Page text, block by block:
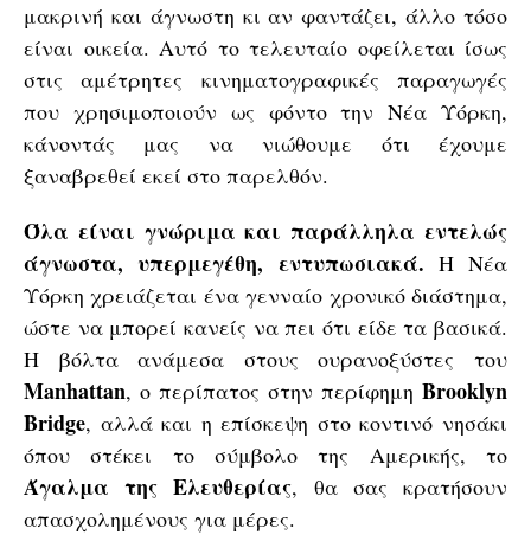
μακρινή και άγνωστη κι αν φαντάζει, άλλο τόσο
είναι οικεία. Αυτό το τελευταίο οφείλεται ίσως
στις αμέτρητες κινηματογραφικές παραγωγές
που χρησιμοποιούν ως φόντο την Νέα Υόρκη,
κάνοντάς μας να νιώθουμε ότι έχουμε
ξαναβρεθεί εκεί στο παρελθόν.
Όλα είναι γνώριμα και παράλληλα εντελώς
άγνωστα, υπερμεγέθη, εντυπωσιακά. H Νέα
Υόρκη χρειάζεται ένα γενναίο χρονικό διάστημα,
ώστε να μπορεί κανείς να πει ότι είδε τα βασικά.
Η βόλτα ανάμεσα στους ουρανοξύστες του
Manhattan, ο περίπατος στην περίφημη Brooklyn
Bridge, αλλά και η επίσκεψη στο κοντινό νησάκι
όπου στέκει το σύμβολο της Αμερικής, το
Άγαλμα της Ελευθερίας, θα σας κρατήσουν
απασχολημένους για μέρες.